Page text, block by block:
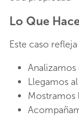
Lo Que
Este caso
Llegamos
Mostramos